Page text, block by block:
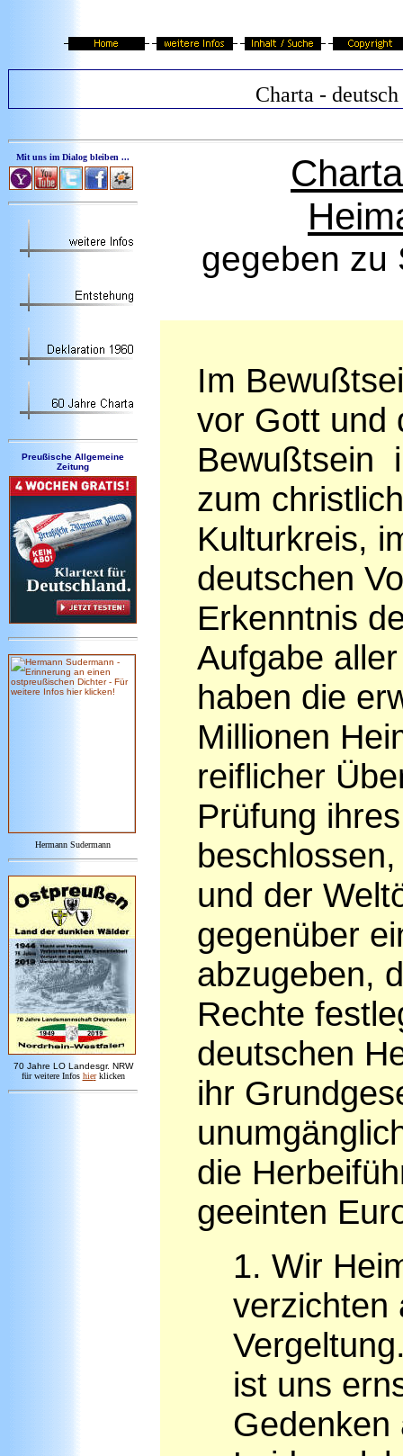
Charta - deutsch
Mit uns im Dialog bleiben ...
Preußische Allgemeine
Zeitung
Hermann Sudermann
70 Jahre LO Landesgr. NRW
für weitere Infos hier klicken
gegeben zu
Im
vor Gott und
Bewußtsein
zum
Kulturkreis,
deutschen
Erkenntnis
Aufgabe
haben die
Millionen
reiflicher
Prüfung
und der
gegenüber
abzugeben,
Rechte
deutschen
ihr
die
geeinten
1. Wir
verzichten
ist uns
Gedenken